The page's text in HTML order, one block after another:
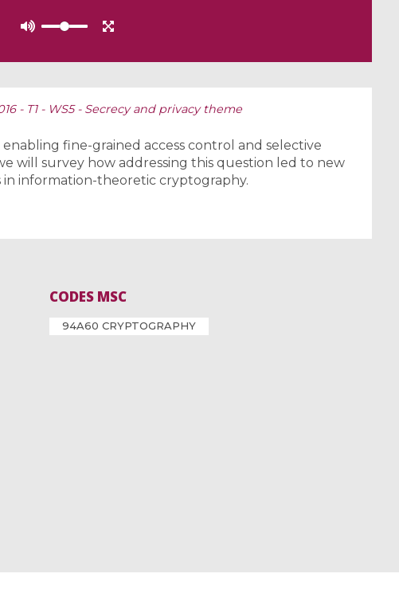
- T1 - WS5 - Secrecy and privacy theme
fine-grained access control and selective
will survey how addressing this question led to new
information-theoretic cryptography.
CODES MSC
94A60 CRYPTOGRAPHY